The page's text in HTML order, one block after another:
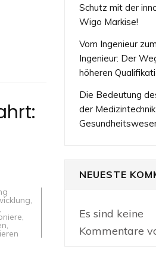
,
,
,
,
Schutz mit der
Wigo Markise!
Vom Ingenieur
Ingenieur: Der
höheren
Die Bedeutung
der
NEUESTE
Es sind keine
Kommentare